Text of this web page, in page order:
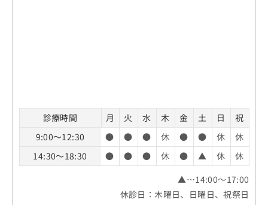
診療時間 月 火 水 木 金 土 日
祝
9:00～12:30
● ● ● 休 ● ● 休
休
14:30～18:30
● ● ● 休 ● ▲ 休
休
▲…14:00～17:00
休診日：木曜日、日曜日、祝祭日